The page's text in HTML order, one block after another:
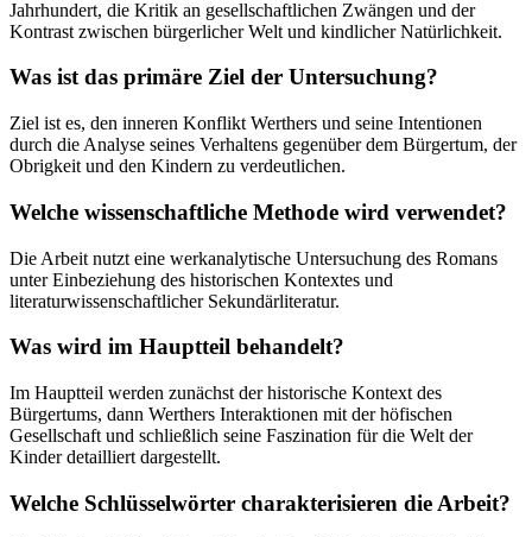
Jahrhundert, die Kritik an gesellschaftlichen Zwängen und der
Kontrast zwischen bürgerlicher Welt und kindlicher Natürlichkeit.
Was ist das primäre Ziel der Untersuchung?
Ziel ist es, den inneren Konflikt Werthers und seine Intentionen
durch die Analyse seines Verhaltens gegenüber dem Bürgertum, der
Obrigkeit und den Kindern zu verdeutlichen.
Welche wissenschaftliche Methode wird verwendet?
Die Arbeit nutzt eine werkanalytische Untersuchung des Romans
unter Einbeziehung des historischen Kontextes und
literaturwissenschaftlicher Sekundärliteratur.
Was wird im Hauptteil behandelt?
Im Hauptteil werden zunächst der historische Kontext des
Bürgertums, dann Werthers Interaktionen mit der höfischen
Gesellschaft und schließlich seine Faszination für die Welt der
Kinder detailliert dargestellt.
Welche Schlüsselwörter charakterisieren die Arbeit?